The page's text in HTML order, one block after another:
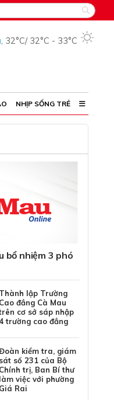
, 32°C/ 32°C - 33°C
NHỊP SỐNG TRẺ
bổ nhiệm 3 phó
Thành lập Trường
Cao đẳng Cà Mau
cơ sở sáp nhập
4 trường cao đẳng
kiểm tra, giám
sát số 231 của Bộ
Chính trị, Ban Bí thư
làm việc với phường
Giá Rai